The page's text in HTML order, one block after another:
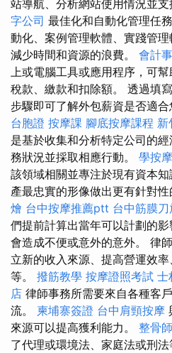
站導航、分析網站使用情況並支
字公司 最佳化和自動化管理任
動化、案例管理軟體、實踐管
減少時間和資源的浪費。 會計
上或電腦工具或應用程序，可
稅款、繳款和扣除額。 透過填
步驟即可了解外包薪資是否適合
台胞證 按摩課 腳底按摩課程 新
是基於收集和分析特定公司的
務狀況並採取相應行動。 學按
該領域相關並專注於現有資本
產最忠實的形像做出更有針對性
燴 台中按摩推薦ptt 台中筋膜刀
們提前計算出當年可以計劃的
會造成不便或意外的意外。 律
立新的收入來源、提高營運效
等。 撥筋教學 按摩證照考試 士
店 律師事務所需要來自各種客
流。 柬埔寨簽證 台中肩頸按摩
來源可以提高獲利能力。 整骨師
了代理或環境法、家庭法或刑